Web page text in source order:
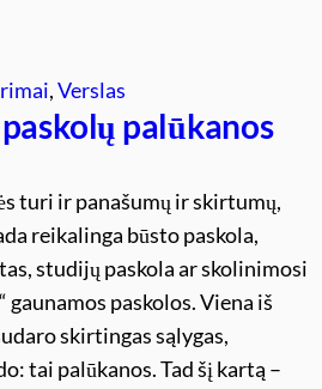
, Verslas
palūkanos
turi ir panašumų ir skirtumų,
reikalinga būsto paskola,
studijų paskola ar skolinimosi
paskolos. Viena iš
skirtingas sąlygas,
tai palūkanos. Tad šį kartą –